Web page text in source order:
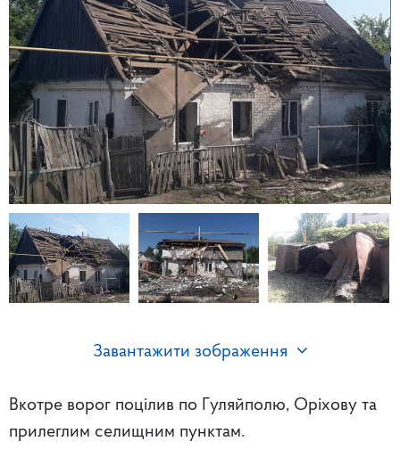
Завантажити зображення
Вкотре ворог поцілив по Гуляйполю, Оріхову та
прилеглим селищним пунктам.